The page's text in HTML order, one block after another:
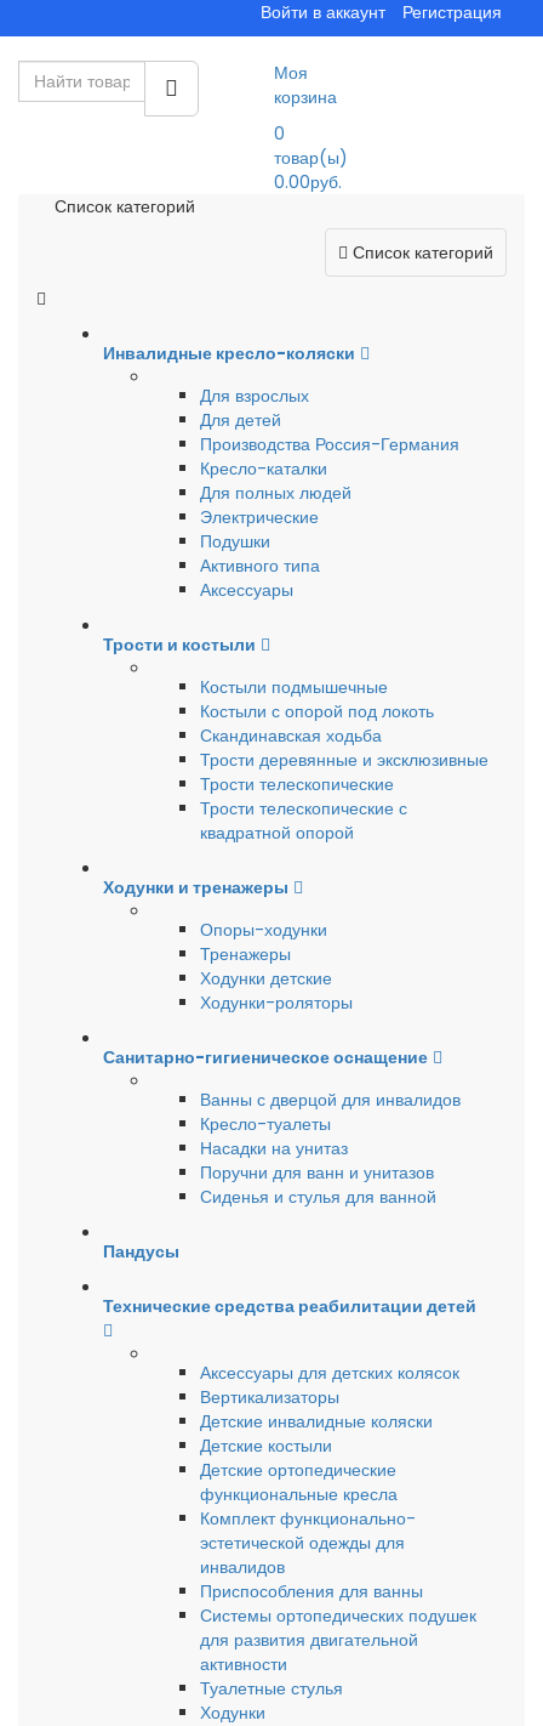
Войти в аккаунт Регистрация
Моя
корзина
0
товар(ы)
0.00руб.
Список категорий
Список категорий
Инвалидные кресло-коляски
Для взрослых
Для детей
Производства Россия-Германия
Кресло-каталки
Для полных людей
Электрические
Подушки
Активного типа
Аксессуары
Трости и костыли
Костыли подмышечные
Костыли с опорой под локоть
Скандинавская ходьба
Трости деревянные и эксклюзивные
Трости телескопические
Трости телескопические с
квадратной опорой
Ходунки и тренажеры
Опоры-ходунки
Тренажеры
Ходунки детские
Ходунки-роляторы
Санитарно-гигиеническое оснащение
Ванны с дверцой для инвалидов
Кресло-туалеты
Насадки на унитаз
Поручни для ванн и унитазов
Сиденья и стулья для ванной
Пандусы
Технические средства реабилитации детей
Аксессуары для детских колясок
Вертикализаторы
Детские инвалидные коляски
Детские костыли
Детские ортопедические
функциональные кресла
Комплект функционально-
эстетической одежды для
инвалидов
Приспособления для ванны
Системы ортопедических подушек
для развития двигательной
активности
Туалетные стулья
Ходунки